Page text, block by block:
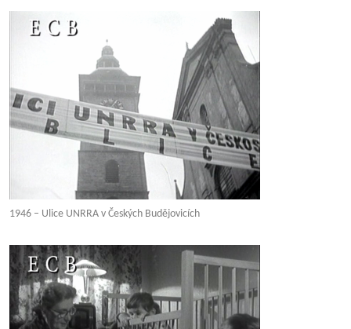
1946 – Ulice UNRRA v Českých Budějovicích